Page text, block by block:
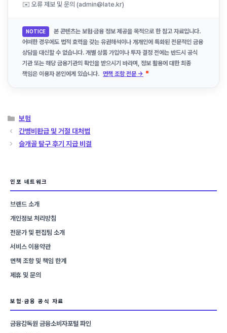
✉️ 오류 제보 및 문의 (admin@late.kr)
NOTICE
본 콘텐츠는 보험·금융 정보 제공을 목적으로 한 참고 자료입니다.
어떠한 경우에도 법적 효력을 갖는 유권해석이나 개개인에 특화된 전문적인 금융
상담을 대신할 수 없습니다. 개별 상품 가입이나 투자 결정 전에는 반드시 공식
기관 또는 해당 금융기관의 확인을 받으시기 바라며, 정보 활용에 대한 최종
책임은 이용자 본인에게 있습니다. 면책 조항 전문 →
카
테
고
리
보험
간병비환급 및 거절 대처법
슬개골 탈구 후기 지급 비결
인포 네트워크
브랜드 소개
개인정보 처리방침
전문가 및 편집팀 소개
서비스 이용약관
면책 조항 및 책임 한계
제휴 및 문의
보험·금융 공식 자료
금융감독원 금융소비자포털 파인